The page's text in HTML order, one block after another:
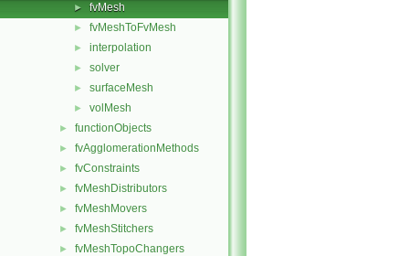
► fvMesh
► fvMeshToFvMesh
► interpolation
► solver
► surfaceMesh
► volMesh
► functionObjects
► fvAgglomerationMethods
► fvConstraints
► fvMeshDistributors
► fvMeshMovers
► fvMeshStitchers
► fvMeshTopoChangers